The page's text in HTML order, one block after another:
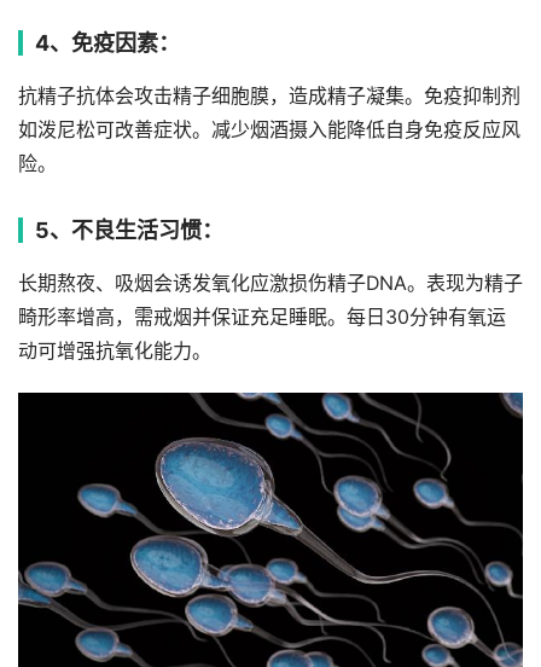
4、免疫因素：
抗精子抗体会攻击精子细胞膜，造成精子凝集。免疫抑制剂
如泼尼松可改善症状。减少烟酒摄入能降低自身免疫反应风
险。
5、不良生活习惯：
长期熬夜、吸烟会诱发氧化应激损伤精子DNA。表现为精子
畸形率增高，需戒烟并保证充足睡眠。每日30分钟有氧运
动可增强抗氧化能力。